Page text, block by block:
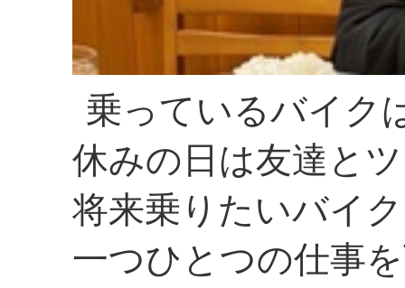
乗っているバイク
休みの日は友達と
将来乗りたいバイ
一つひとつの仕事